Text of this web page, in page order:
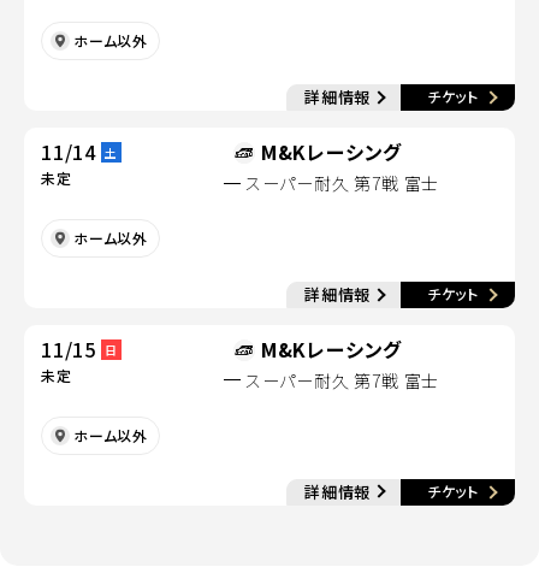
ホーム以外
詳細情報
別ウィンドウで開く チケット 別
11/14 土
未定
M&Kレーシング
スーパー耐久 第7戦 富士
ホーム以外
詳細情報
別ウィンドウで開く チケット 別
11/15 日
未定
M&Kレーシング
スーパー耐久 第7戦 富士
ホーム以外
詳細情報
別ウィンドウで開く チケット 別